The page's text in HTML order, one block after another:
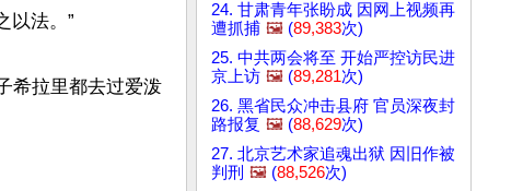
以法。”
希拉里都去过爱泼
24. 甘肃青年张盼成 因网上视频再
遭抓捕 🖼️ (89,383次)
25. 中共两会将至 开始严控访民进
京上访 🖼️ (89,281次)
26. 黑省民众冲击县府 官员深夜封
路报复 🖼️ (88,629次)
27. 北京艺术家追魂出狱 因旧作被
判刑 🖼️ (88,526次)